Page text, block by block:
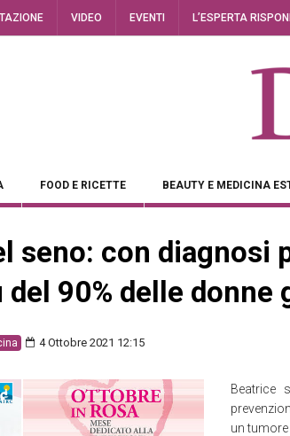
VIDEO EVENTI L’ESPERTA
FOOD E RICETTE BEAUTY E MEDICINA
seno: con diagnosi
90% delle donne
4 Ottobre 2021 12:15
Beatrice
un